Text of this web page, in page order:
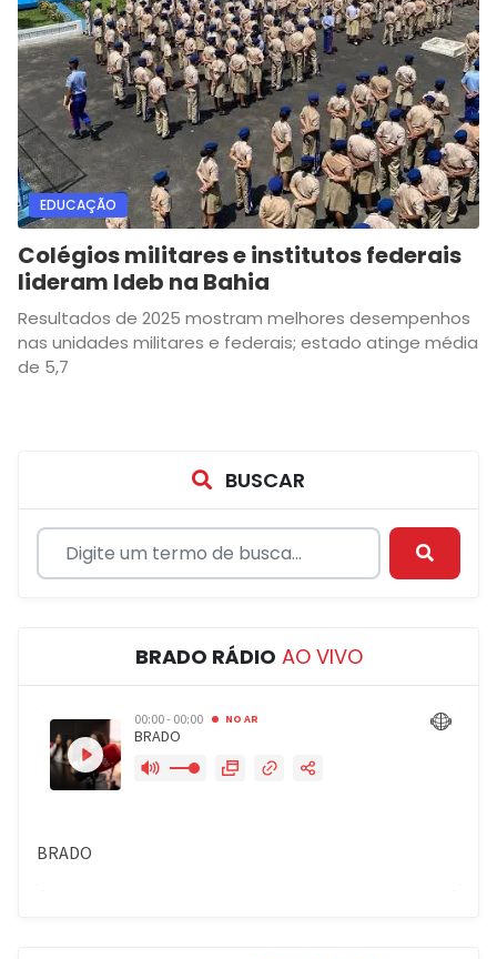
EDUCAÇÃO
Colégios militares e institutos federais
lideram Ideb na Bahia
Resultados de 2025 mostram melhores desempenhos
nas unidades militares e federais; estado atinge média
de 5,7
BUSCAR
BRADO RÁDIO AO VIVO